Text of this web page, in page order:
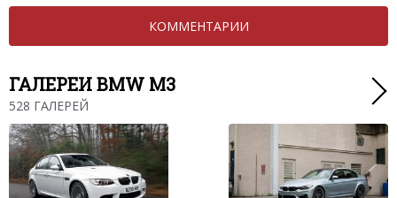
КОММЕНТАРИИ
ГАЛЕРЕИ BMW M3
528 ГАЛЕРЕЙ